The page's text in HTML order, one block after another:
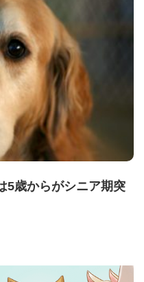
5歳からがシニア期突